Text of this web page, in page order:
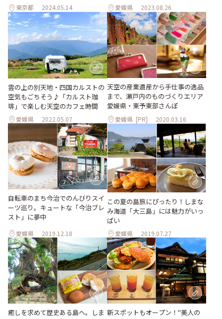
東京都 2024.05.14 愛媛県 2023.08.26
雲の上の別天地・四国カルストの
空気もごちそう♪「カルスト珈
琲」で楽しむ天空のカフェ時間
愛媛県 2022.05.07
天空の産業遺産から手仕事の逸品
まで、瀬戸内のものづくりエリア
愛媛県・東予東部さんぽ
愛媛県 [PR] 2020.03.16
自転車のまち今治でのんびりスイ
ーツ巡り。キュートな「今治ブレ
スト」に夢中
愛媛県 2019.12.18
この夏の島旅にぴったり！しまな
み海道「大三島」には魅力がいっ
ぱい
愛媛県 2019.07.27
癒しを求めて歴史ある島へ。しま 新スポットもオープン！"美人の